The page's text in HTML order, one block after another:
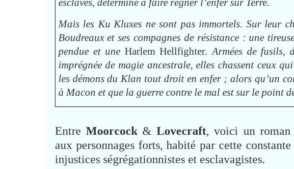
Mais les Ku Kluxes ne sont pas immortels. Sur leur
Boudreaux et ses compagnes de résistance : une
pendue et une Harlem Hellfighter. Armées de fusils,
imprégnée de magie ancestrale, elles chassent ceux
les démons du Klan tout droit en enfer ; alors qu’un
à Macon et que la guerre contre le mal est sur le point
EntreMoorcock&Lovecraft, voici un roman
aux personnages forts, habité par cette
injustices ségrégationnistes et esclavagistes.